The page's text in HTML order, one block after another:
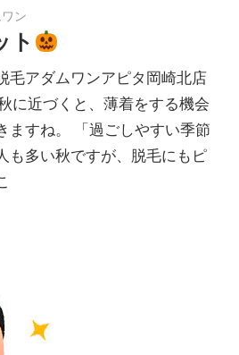
ン
ト
毛アダムワンアピタ岡崎北店
に近づくと、薄着をする機会
ますね。 「過ごしやすい季節
も多い秋ですが、脱毛にもピ